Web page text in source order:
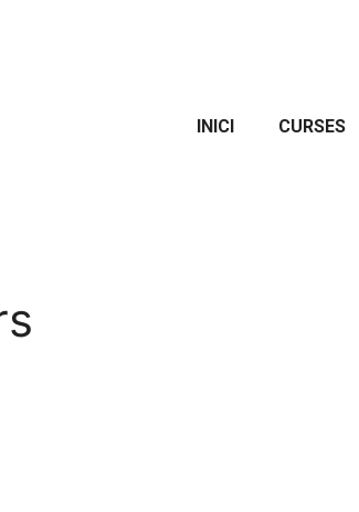
INICI CURSES